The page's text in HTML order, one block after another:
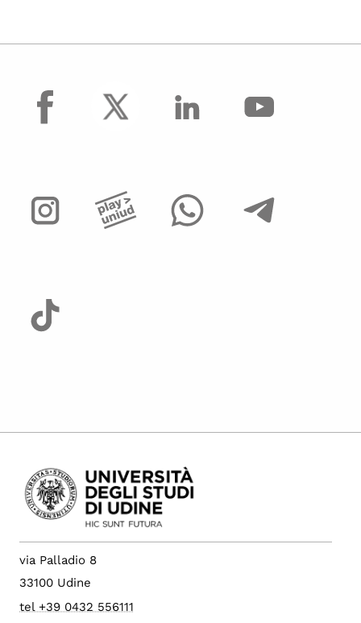
facebook
via Palladio 8
33100 Udine
tel +39 0432 556111